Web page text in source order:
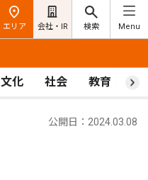
エリア 会社・IR 検索 Menu
文化 社会 教育 ス
公開日：2024.03.08